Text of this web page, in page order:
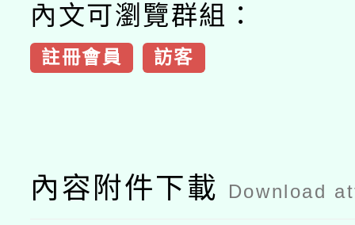
內文可瀏覽群組：
註冊會員 訪客
內容附件下載 Download